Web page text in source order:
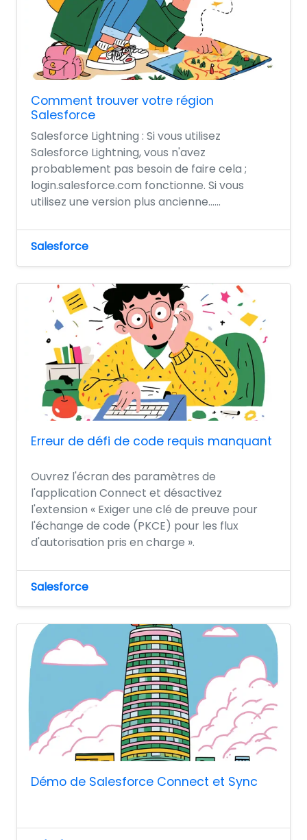
Comment trouver votre région
Salesforce
Salesforce Lightning : Si vous utilisez
Salesforce Lightning, vous n'avez
probablement pas besoin de faire cela ;
login.salesforce.com fonctionne. Si vous
utilisez une version plus ancienne…...
Salesforce
Erreur de défi de code requis manquant
Ouvrez l'écran des paramètres de
l'application Connect et désactivez
l'extension « Exiger une clé de preuve pour
l'échange de code (PKCE) pour les flux
d'autorisation pris en charge ».
Salesforce
Démo de Salesforce Connect et Sync